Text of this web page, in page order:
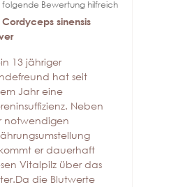
folgende Bewertung hilfreich
Cordyceps sinensis
13 jähriger
hat seit
Jahr eine
Neben
notwendigen
er dauerhaft
Vitalpilz über das
die Blutwerte